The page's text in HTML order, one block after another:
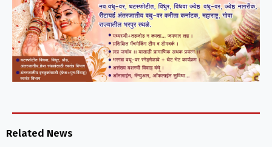
Related News